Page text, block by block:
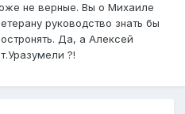
не верные. Вы о Михаиле
руководство знать бы
Да, а Алексей
?!